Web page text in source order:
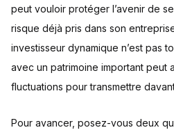
peut vouloir protéger l’avenir de
risque déjà pris dans son
investisseur dynamique n’est pas
avec un patrimoine important peut
fluctuations pour transmettre
Pour avancer, posez-vous deux